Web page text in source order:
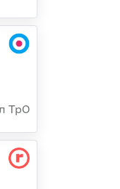
ТрО